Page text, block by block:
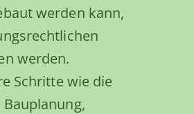
werden kann,
werden.
Schritte wie die